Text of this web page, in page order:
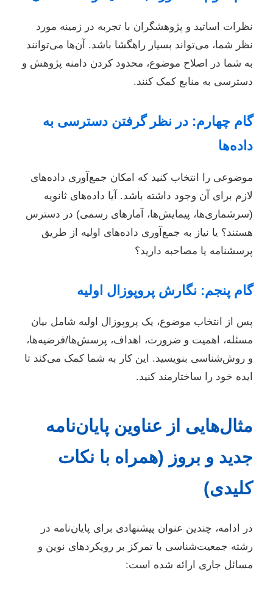
نظرات اساتید و پژوهشگران با تجربه در زمینه مورد
نظر شما، می‌تواند بسیار راهگشا باشد. آن‌ها می‌توانند
به شما در اصلاح موضوع، محدود کردن دامنه پژوهش و
دسترسی به منابع کمک کنند.
گام چهارم: در نظر گرفتن دسترسی به
داده‌ها
موضوعی را انتخاب کنید که امکان جمع‌آوری داده‌های
لازم برای آن وجود داشته باشد. آیا داده‌های ثانویه
(سرشماری‌ها، پیمایش‌ها، آمارهای رسمی) در دسترس
هستند؟ یا نیاز به جمع‌آوری داده‌های اولیه از طریق
پرسشنامه یا مصاحبه دارید؟
گام پنجم: نگارش پروپوزال اولیه
پس از انتخاب موضوع، یک پروپوزال اولیه شامل بیان
مسئله، اهمیت و ضرورت، اهداف، پرسش‌ها/فرضیه‌ها،
و روش‌شناسی بنویسید. این کار به شما کمک می‌کند تا
ایده خود را ساختارمند کنید.
مثال‌هایی از عناوین پایان‌نامه
جدید و بروز (همراه با نکات
کلیدی)
در ادامه، چندین عنوان پیشنهادی برای پایان‌نامه در
رشته جمعیت‌شناسی با تمرکز بر رویکردهای نوین و
مسائل جاری ارائه شده است: